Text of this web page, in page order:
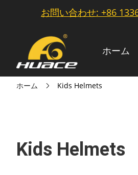
お問い合わせ: +86
ホーム
ホーム Kids Helmets
Kids Helmets